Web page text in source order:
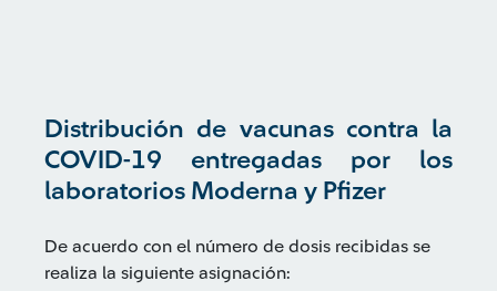
Distribución de vacunas contra la
COVID-19 entregadas por los
laboratorios Moderna y Pfizer
De acuerdo con el número de dosis recibidas se
realiza la siguiente asignación: